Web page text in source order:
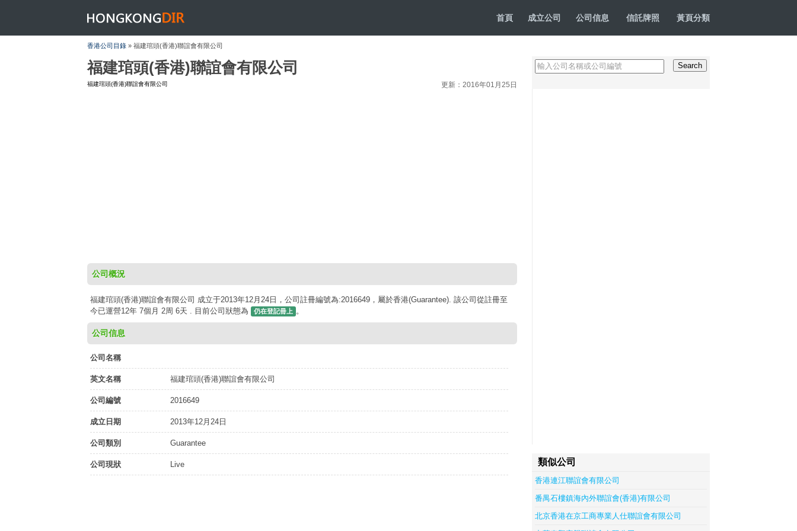
HONGKONGDIR 首頁 成立公司 公司信息 信託牌照 黃頁分類
香港公司目錄 » 福建琯頭(香港)聯誼會有限公司
福建琯頭(香港)聯誼會有限公司
福建琯頭(香港)聯誼會有限公司 更新：2016年01月25日
公司概況
福建琯頭(香港)聯誼會有限公司 成立于2013年12月24日，公司註冊編號為:2016649，屬於香港(Guarantee). 該公司從註冊至
今已運營12年 7個月 2周 6天 . 目前公司狀態為
仍在登記冊上 。
公司信息
公司名稱
英文名稱 福建琯頭(香港)聯誼會有限公司
公司編號 2016649
成立日期 2013年12月24日
公司類別 Guarantee
公司現狀 Live 類似公司
香港連江聯誼會有限公司
番禺石樓鎮海內外聯誼會(香港)有限公司
北京香港在京工商專業人仕聯誼會有限公司